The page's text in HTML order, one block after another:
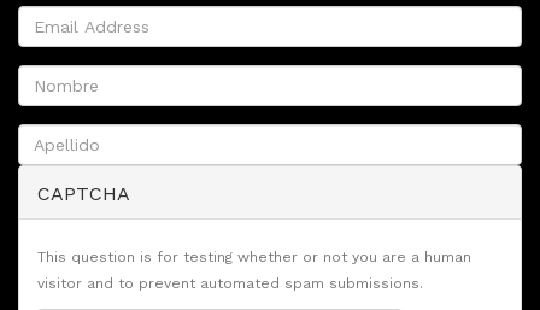
CAPTCHA
This question is for testing whether or not you are a human
visitor and to prevent automated spam submissions.